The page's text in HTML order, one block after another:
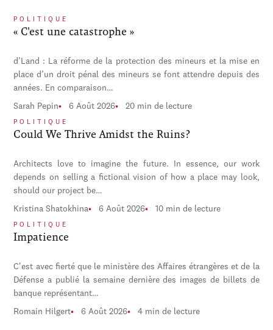
POLITIQUE
« C'est une catastrophe »
d’Land : La réforme de la protection des mineurs et la mise en
place d’un droit pénal des mineurs se font attendre depuis des
années. En comparaison…
Sarah Pepin 6 Août 2026 20 min de lecture
POLITIQUE
Could We Thrive Amidst the Ruins?
Architects love to imagine the future. In essence, our work
depends on selling a fictional vision of how a place may look,
should our project be…
Kristina Shatokhina 6 Août 2026 10 min de lecture
POLITIQUE
Impatience
C'est avec fierté que le ministère des Affaires étrangères et de la
Défense a publié la semaine dernière des images de billets de
banque représentant…
Romain Hilgert 6 Août 2026 4 min de lecture